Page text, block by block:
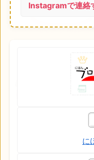
Instagramで連絡
に